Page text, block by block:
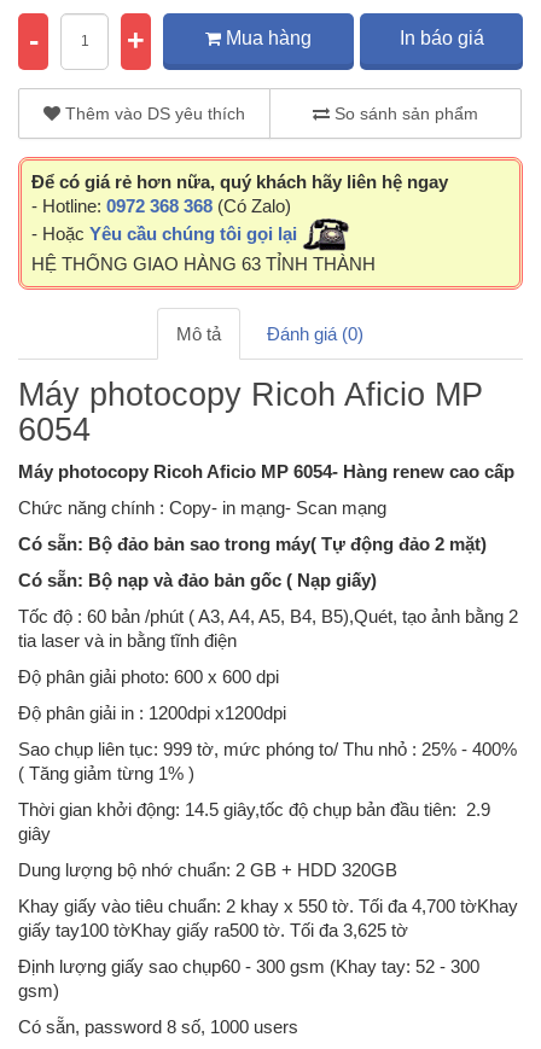
- + Mua hàng In báo giá
Thêm vào DS yêu thích So sánh sản phẩm
Để có giá rẻ hơn nữa, quý khách hãy liên hệ ngay
- Hotline: 0972 368 368 (Có Zalo)
- Hoặc Yêu cầu chúng tôi gọi lại
HỆ THỐNG GIAO HÀNG 63 TỈNH THÀNH
Mô tả Đánh giá (0)
Máy photocopy Ricoh Aficio MP
6054
Máy photocopy Ricoh Aficio MP 6054- Hàng renew cao cấp
Chức năng chính : Copy- in mạng- Scan mạng
Có sẵn: Bộ đảo bản sao trong máy( Tự động đảo 2 mặt)
Có sẵn: Bộ nạp và đảo bản gốc ( Nạp giấy)
Tốc độ : 60 bản /phút ( A3, A4, A5, B4, B5),Quét, tạo ảnh bằng 2
tia laser và in bằng tĩnh điện
Độ phân giải photo: 600 x 600 dpi
Độ phân giải in : 1200dpi x1200dpi
Sao chụp liên tục: 999 tờ, mức phóng to/ Thu nhỏ : 25% - 400%
( Tăng giảm từng 1% )
Thời gian khởi động: 14.5 giây,tốc độ chụp bản đầu tiên: 2.9
giây
Dung lượng bộ nhớ chuẩn: 2 GB + HDD 320GB
Khay giấy vào tiêu chuẩn: 2 khay x 550 tờ. Tối đa 4,700 tờKhay
giấy tay100 tờKhay giấy ra500 tờ. Tối đa 3,625 tờ
Định lượng giấy sao chụp60 - 300 gsm (Khay tay: 52 - 300
gsm)
Có sẵn, password 8 số, 1000 users